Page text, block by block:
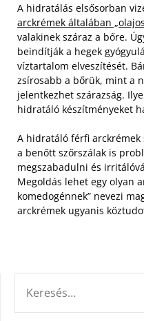
A hidratálás elsősorban
arckrémek általában
valakinek száraz a bőre.
beindítják a hegek
víztartalom elveszítését.
zsírosabb a bőrük, mint a
jelentkezhet szárazság.
hidratáló készítményeket
A hidratáló férfi arckrémek
a benőtt szőrszálak is
megszabadulni és
Megoldás lehet egy olyan
komedogénnek” nevezi
arckrémek ugyanis